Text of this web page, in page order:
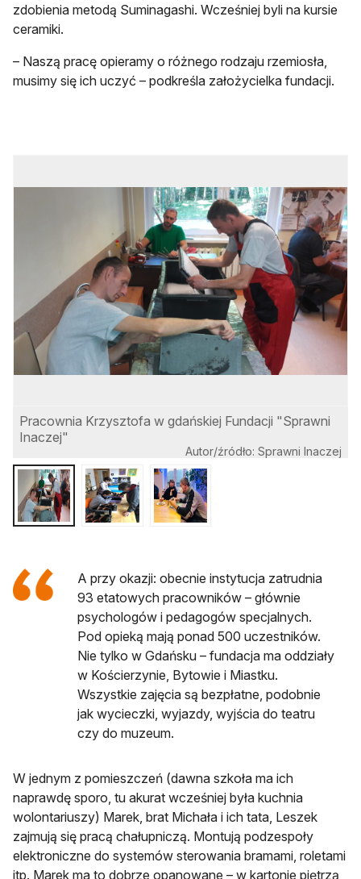
zdobienia metodą Suminagashi. Wcześniej byli na kursie
ceramiki.
– Naszą pracę opieramy o różnego rodzaju rzemiosła,
musimy się ich uczyć – podkreśla założycielka fundacji.
Pracownia Krzysztofa w gdańskiej Fundacji "Sprawni
Inaczej"
Autor/źródło: Sprawni Inaczej
A przy okazji: obecnie instytucja zatrudnia
93 etatowych pracowników – głównie
psychologów i pedagogów specjalnych.
Pod opieką mają ponad 500 uczestników.
Nie tylko w Gdańsku – fundacja ma oddziały
w Kościerzynie, Bytowie i Miastku.
Wszystkie zajęcia są bezpłatne, podobnie
jak wycieczki, wyjazdy, wyjścia do teatru
czy do muzeum.
W jednym z pomieszczeń (dawna szkoła ma ich
naprawdę sporo, tu akurat wcześniej była kuchnia
wolontariuszy) Marek, brat Michała i ich tata, Leszek
zajmują się pracą chałupniczą. Montują podzespoły
elektroniczne do systemów sterowania bramami, roletami
itp. Marek ma to dobrze opanowane – w kartonie piętrzą